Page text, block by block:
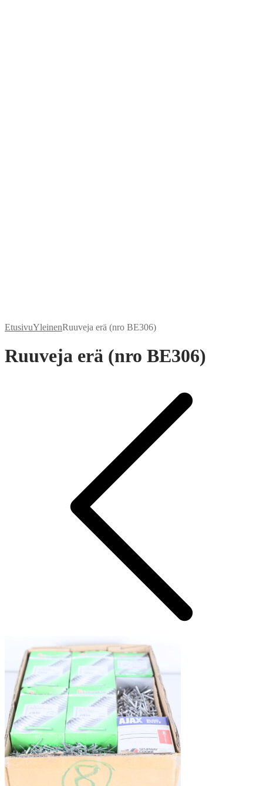
EtusivuYleinenRuuveja erä (nro BE306)
Ruuveja erä (nro BE306)